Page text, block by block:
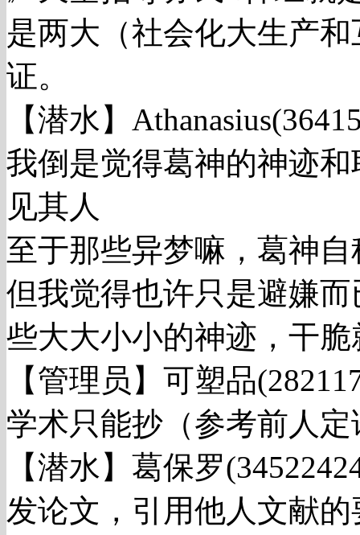
是两大（社会化大生产
证。
【潜水】
我倒是觉得葛神的神迹
见其人
至于那些异梦嘛，葛神
但我觉得也许只是避嫌
些大大小小的神迹，干
【管理员】可塑品
学术只能抄（参考前人
【潜水】葛保罗
发论文，引用他人文献